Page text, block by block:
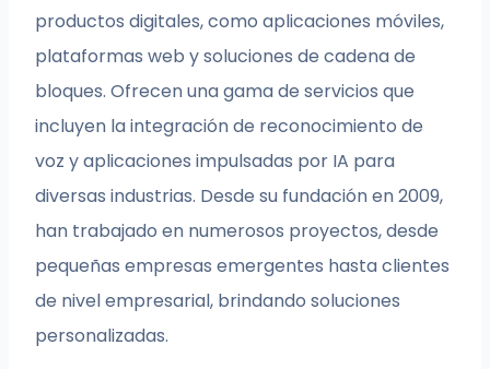
productos digitales, como aplicaciones móviles,
plataformas web y soluciones de cadena de
bloques. Ofrecen una gama de servicios que
incluyen la integración de reconocimiento de
voz y aplicaciones impulsadas por IA para
diversas industrias. Desde su fundación en 2009,
han trabajado en numerosos proyectos, desde
pequeñas empresas emergentes hasta clientes
de nivel empresarial, brindando soluciones
personalizadas.